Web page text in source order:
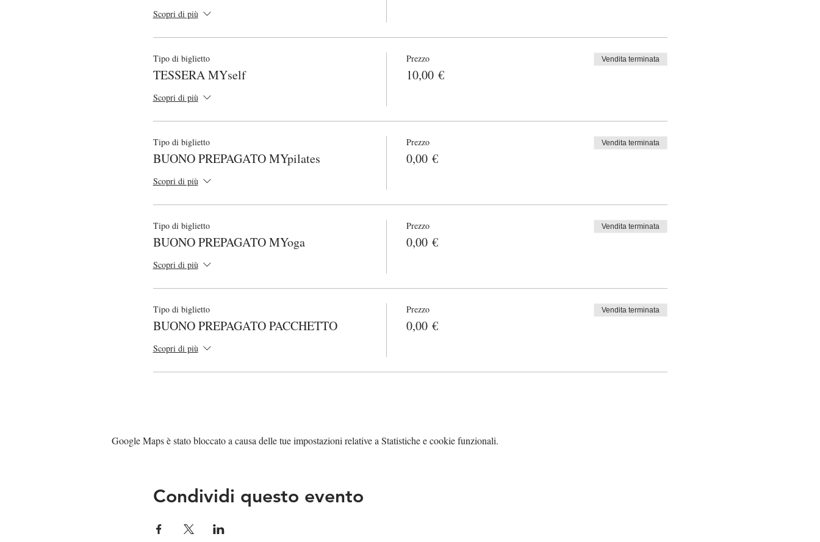
Scopri di più
Tipo di biglietto
TESSERA MYself
Scopri di più
Prezzo
10,00 €
Vendita terminata
Tipo di biglietto
BUONO PREPAGATO MYpilates
Scopri di più
Prezzo
0,00 €
Vendita terminata
Tipo di biglietto
BUONO PREPAGATO MYoga
Scopri di più
Prezzo
0,00 €
Vendita terminata
Tipo di biglietto
BUONO PREPAGATO PACCHETTO
Scopri di più
Prezzo
0,00 €
Vendita terminata
Google Maps è stato bloccato a causa delle tue impostazioni relative a Statistiche e cookie funzionali.
Condividi questo evento